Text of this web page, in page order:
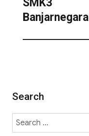
SMK3
Banjarnegara
Search